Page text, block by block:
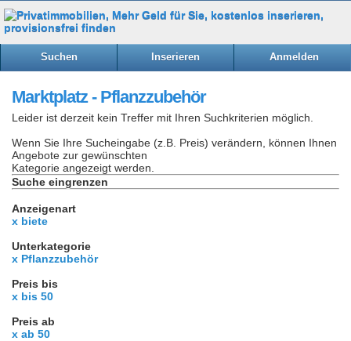
Suchen Inserieren Anmelden
Marktplatz - Pflanzzubehör
Leider ist derzeit kein Treffer mit Ihren Suchkriterien möglich.
Wenn Sie Ihre Sucheingabe (z.B. Preis) verändern, können Ihnen
Angebote zur gewünschten
Kategorie angezeigt werden.
Suche eingrenzen
Anzeigenart
x biete
Unterkategorie
x Pflanzzubehör
Preis bis
x bis 50
Preis ab
x ab 50